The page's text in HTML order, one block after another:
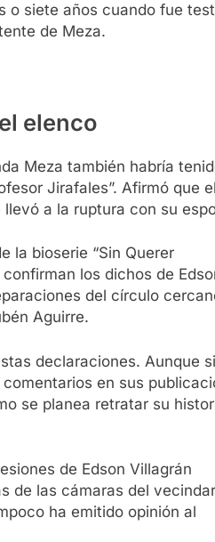
o siete años cuando fue
de Meza.
elenco
Meza también habría
Jirafales”. Afirmó que el
a la ruptura con su
la bioserie “Sin Querer
los dichos de
del círculo
Aguirre.
declaraciones. Aunque
en sus
se planea retratar su
de Edson Villagrán
de las cámaras del
ha emitido opinión al